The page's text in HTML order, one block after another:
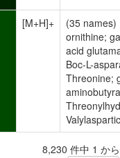
[M+H]+
(35 names)
ornithine;
acid
Boc-L-
Threonine;
8,230 件中 1 か